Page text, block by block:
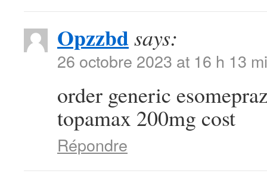
Opzzbdsays:
26 octobre 2023 at 16 h 13
order generic
topamax 200mg cost
Répondre